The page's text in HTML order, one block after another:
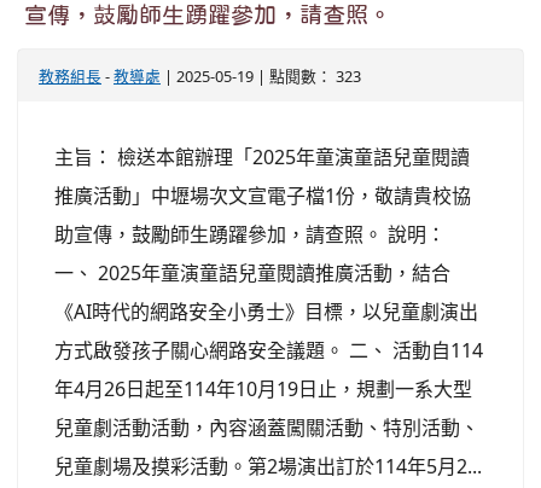
宣傳，鼓勵師生踴躍參加，請查照。
教務組長-教導處 | 2025-05-19 | 點閱數： 323
主旨： 檢送本館辦理「2025年童演童語兒童閱讀
推廣活動」中壢場次文宣電子檔1份，敬請貴校協
助宣傳，鼓勵師生踴躍參加，請查照。 說明：
一、 2025年童演童語兒童閱讀推廣活動，結合
《AI時代的網路安全小勇士》目標，以兒童劇演出
方式啟發孩子關心網路安全議題。 二、 活動自114
年4月26日起至114年10月19日止，規劃一系大型
兒童劇活動活動，內容涵蓋闖關活動、特別活動、
兒童劇場及摸彩活動。第2場演出訂於114年5月2...